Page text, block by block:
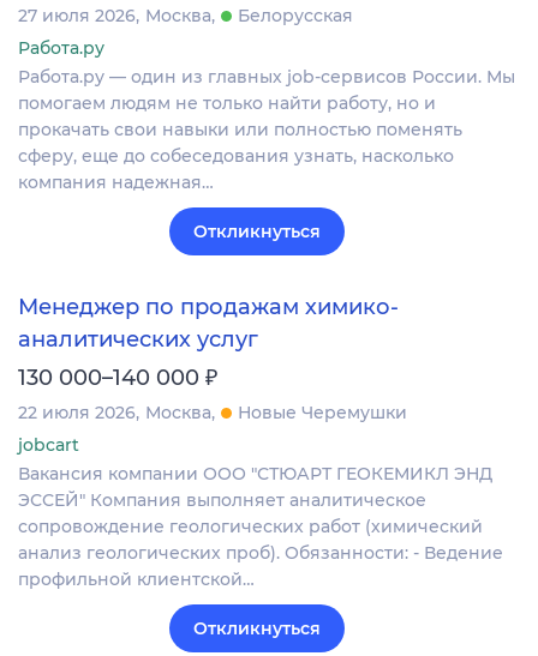
27 июля 2026 Москва
Белорусская
Работа.ру
Работа.ру — один из главных job-сервисов России. Мы
помогаем людям не только найти работу, но и
прокачать свои навыки или полностью поменять
сферу, еще до собеседования узнать, насколько
компания надежная…
Откликнуться
Менеджер по продажам химико-
аналитических услуг
130 000–140 000 ₽
22 июля 2026 Москва
Новые Черемушки
jobcart
Вакансия компании ООО "СТЮАРТ ГЕОКЕМИКЛ ЭНД
ЭССЕЙ" Компания выполняет аналитическое
сопровождение геологических работ (химический
анализ геологических проб). Обязанности: - Ведение
профильной клиентской…
Откликнуться